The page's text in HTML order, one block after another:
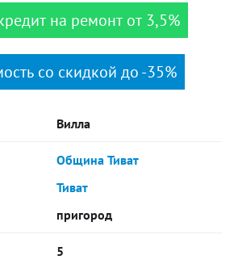
на ремонт от 3,5%
со скидкой до -35%
Вилла
Община Тиват
Тиват
пригород
5